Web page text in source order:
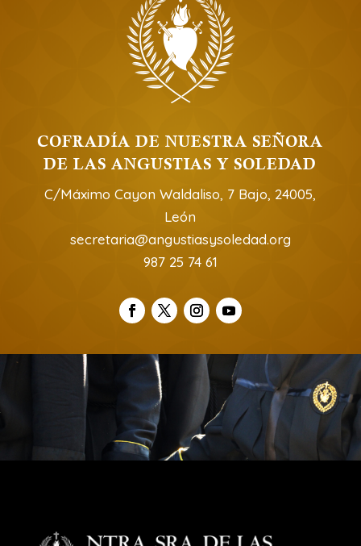
COFRADÍA DE NUESTRA SEÑORA
DE LAS ANGUSTIAS Y SOLEDAD
C/Máximo Cayon Waldaliso, 7 Bajo, 24005,
León
secretaria@angustiasysoledad.org
987 25 74 61